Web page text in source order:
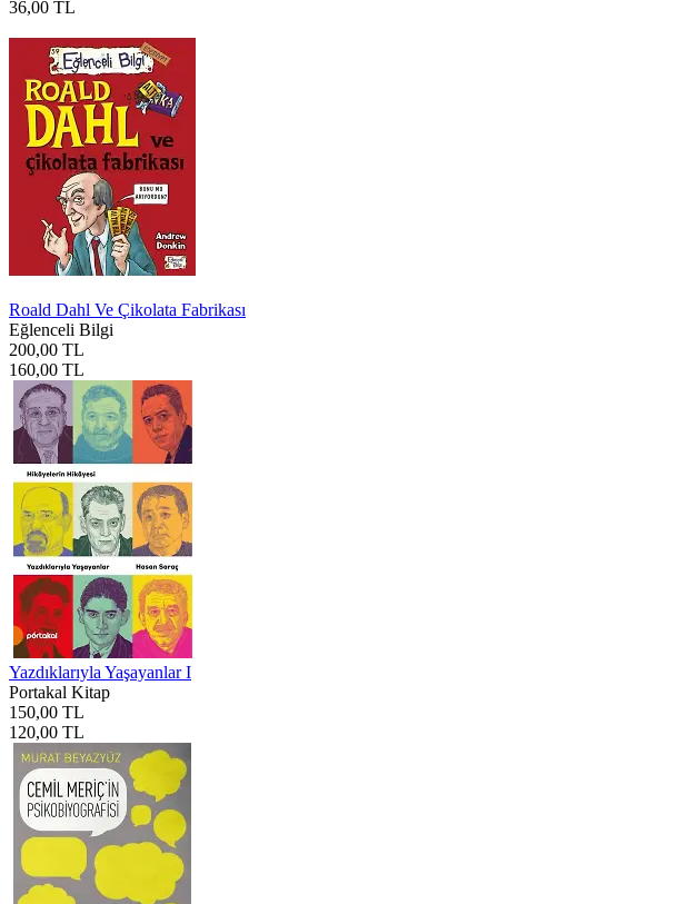
36,00 TL
Roald Dahl Ve Çikolata Fabrikası
Eğlenceli Bilgi
200,00 TL
160,00 TL
Yazdıklarıyla Yaşayanlar I
Portakal Kitap
150,00 TL
120,00 TL